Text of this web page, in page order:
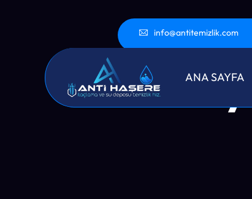
info@antitemizlik.com
ANA SAYFA